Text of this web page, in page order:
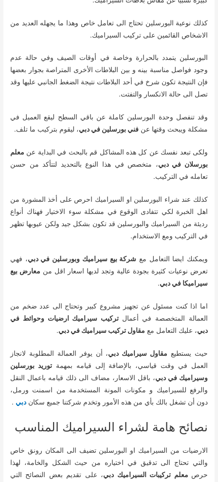
كذلك نوعية البورسلين تحتاج الى تعامل خاص وهذا ما يجهله العديد من
الاشخاص القائمين على تركيب السيراميك.
البورسلين يتمدد بالحرارة وخاصة في أوقات الصيف وفي حالة عدم
وجود فواصل مناسبة بينه و بين البلاطات الأخرى المتراصة بجوار بعضها
فإن النتيجة تكون شرخ في أحد البلاطات نتيجة الضغط الجانبي عليها وقد
تصل الى حالة الانكسار والتفتت.
وقد تنفصل وحدة البورسلين كاملة عن باقي السطح ليقع العميل في
مشكلة ويبحث وقتها عنفني بورسلين في دبي، ليقوم بتركيب ما تلف.
ولكى تبعد نفسك عن كل هذه المشاكل قم بالبحث في البداية عن معلم
بورسلان في دبي، متخصص في هذا النوع بالتحديد لتتأكد من حسن
تعامله في التركيب.
كذلك عند شراء البورسلين او السيراميك احرص على أخذ المشورة من
اهل الخبرة لكي تتفادى الوقوع في مشكلة سوء الاختيار فهناك أنواع
رديئة من السيراميك والبورسلين قد تكون بشكل جيد ولكن عيوبها تظهر
في التركيب ومع الاستخدام.
ويمكنك ايضا التعامل مع شركة بيع سيراميك وبورسلين في دبي، فهي
تعرض نوعيات كثيرة بجودة عالية وتجد لديها اسعار اقل من معارض بيع
سيراميكا في دبي.
اما اذا كنت مسئول عن تجهيز مشروع كبير وتحتاج الى عدد ضخم من
العمالة المتخصصة في أعمال تركيب سيراميك ارضيات وحوائط في
دبي، عليك التعامل مع مقاول تركيب سيراميك في دبي.
حيث يستطيع مقاول سيراميك دبي، أن يوفر العمالة المطلوبة لانجاز
العمل في وقت قياسي، بالإضافة إلى قيامه بمهمةتوريد بورسلين
وسيراميك في دبي، باقل الاسعار، مضاف الى ذلك قيامه باعمال النقل
والرفع للسيراميك و مكونات المونة المستخدمة من اسمنت ورمل،
دون أن تشغل بالك بأي من هذه الأمور وتخدم شركتنا جميع سكاندبي .
نصائح هامة لشراء السيراميك المناسب
الارضيات من السيراميك او البورسلين تضيف الى المكان رونق خاص
والتي تحتاج الى تدقيق في اختياره من حيث الشكل والخامة، لهذا
حرص معلم تركيبات السيراميك دبي، على تقديم بعض النصائح التي